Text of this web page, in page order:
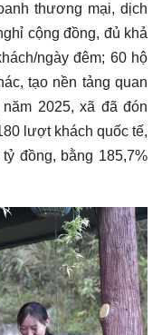
thương mại, dịch
cộng đồng, đủ khả
ngày đêm; 60 hộ
tạo nền tảng quan
2025, xã đã đón
lượt khách quốc tế,
đồng, bằng 185,7%